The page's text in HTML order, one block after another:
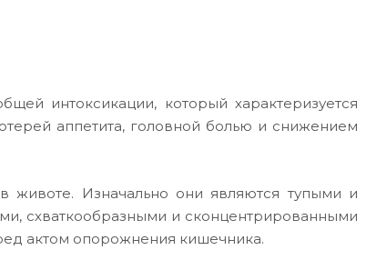
интоксикации, который характеризуется
аппетита, головной болью и снижением
животе. Изначально они являются тупыми и
схваткообразными и сконцентрированными
актом опорожнения кишечника.